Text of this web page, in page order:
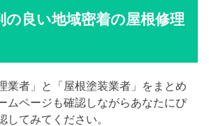
の良い地域密着の屋根修理
業者」と「屋根塗装業者」をまとめ
ムページも確認しながらあなたにぴ
してみてください。